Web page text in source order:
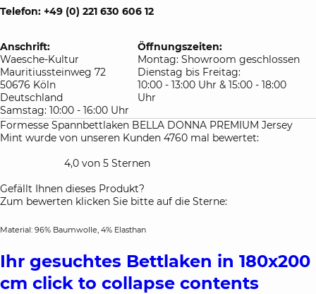
Telefon: +49 (0) 221 630 606 12
Anschrift:
Waesche-Kultur
Mauritiussteinweg 72
50676 Köln
Deutschland
Öffnungszeiten:
Montag: Showroom geschlossen
Dienstag bis Freitag:
10:00 - 13:00 Uhr & 15:00 - 18:00
Uhr
Samstag: 10:00 - 16:00 Uhr
Formesse Spannbettlaken BELLA DONNA PREMIUM Jersey
Mint wurde von unseren Kunden 4760 mal bewertet:
4,0 von 5 Sternen
Gefällt Ihnen dieses Produkt?
Zum bewerten klicken Sie bitte auf die Sterne:
Material: 96% Baumwolle, 4% Elasthan
Ihr gesuchtes Bettlaken in 180x200
cm click to collapse contents